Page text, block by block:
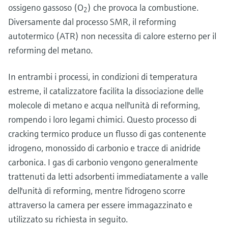
ossigeno gassoso (O2) che provoca la combustione.
Diversamente dal processo SMR, il reforming
autotermico (ATR) non necessita di calore esterno per il
reforming del metano.
In entrambi i processi, in condizioni di temperatura
estreme, il catalizzatore facilita la dissociazione delle
molecole di metano e acqua nell'unità di reforming,
rompendo i loro legami chimici. Questo processo di
cracking termico produce un flusso di gas contenente
idrogeno, monossido di carbonio e tracce di anidride
carbonica. I gas di carbonio vengono generalmente
trattenuti da letti adsorbenti immediatamente a valle
dell'unità di reforming, mentre l'idrogeno scorre
attraverso la camera per essere immagazzinato e
utilizzato su richiesta in seguito.